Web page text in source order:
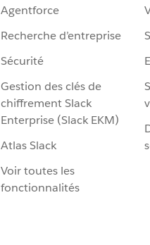
Agentforce
Recherche d’entreprise
Sécurité
Gestion des clés de
chiffrement Slack
Enterprise (Slack EKM)
Atlas Slack
Voir toutes les
fonctionnalités